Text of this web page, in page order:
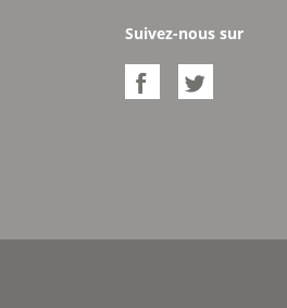
Suivez-nous sur
 